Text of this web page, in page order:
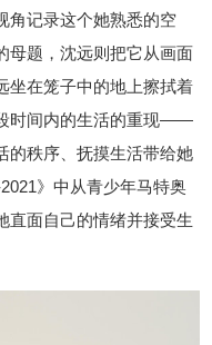
角记录这个她熟悉的空
母题，沈远则把它从画面
坐在笼子中的地上擦拭着
时间内的生活的重现——
的秩序、抚摸生活带给她
》中从青少年马特奥
直面自己的情绪并接受生